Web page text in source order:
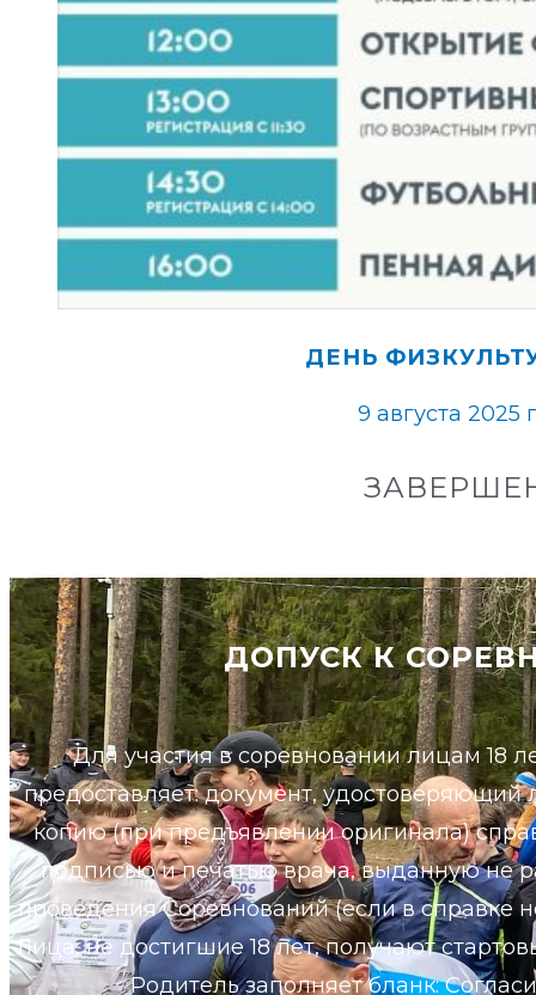
ДЕНЬ
9 августа 2025
ДОПУСК К
Для участия в соревновании лицам 18
предоставляет: документ, удостоверяющий
копию (при предъявлении оригинала)
подписью и печатью врача, выданную не
проведения Соревнований (если в справке
Лица, не достигшие 18 лет, получают
Родитель заполняет бланк: